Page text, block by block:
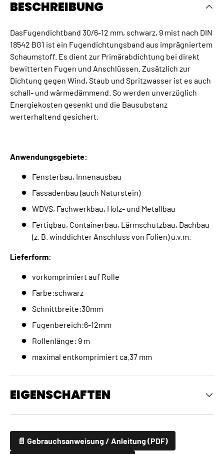
BESCHREIBUNG
DasFugendichtband 30/6-12 mm, schwarz, 9 mist nach DIN
18542 BG1 ist ein Fugendichtungsband aus imprägniertem
Schaumstoff. Es dient zur Primärabdichtung bei direkt
bewitterten Fugen und Anschlüssen. Zusätzlich zur
Dichtung gegen Wind, Staub und Spritzwasser ist es auch
schall- und wärmedämmend. So werden unverzüglich
Energiekosten gesenkt und die Bausubstanz
werterhaltend gesichert.
Anwendungsgebiete:
Fensterbau, Innenausbau
Fassadenbau (auch Naturstein)
WDVS, Fachwerkbau, Holz- und Metallbau
Fertigbau, Containerbau, Lärmschutzbau, Dachbau
(z. B. winddichter Anschluss von Folien) u.v.m.
Lieferform:
vorkomprimiert auf Rolle
Farbe:schwarz
Schnittbreite:30mm
Fugenbereich:6-12mm
Rollenlänge: 9 m
maximal entkomprimiert ca.37 mm
EIGENSCHAFTEN
📄 Gebrauchsanweisung / Anleitung (PDF)